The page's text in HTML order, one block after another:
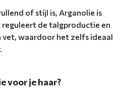
of stijl is, Arganolie is
de talgproductie en
waardoor het zelfs ideaal
voor je haar?